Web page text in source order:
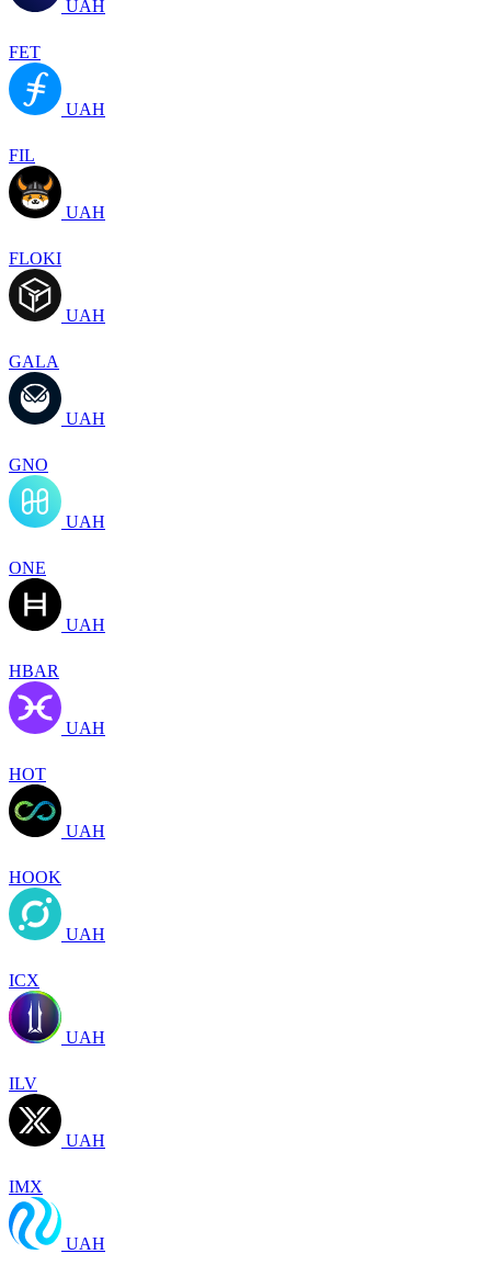
UAH
FET
UAH
FIL
UAH
FLOKI
UAH
GALA
UAH
GNO
UAH
ONE
UAH
HBAR
UAH
HOT
UAH
HOOK
UAH
ICX
UAH
ILV
UAH
IMX
UAH